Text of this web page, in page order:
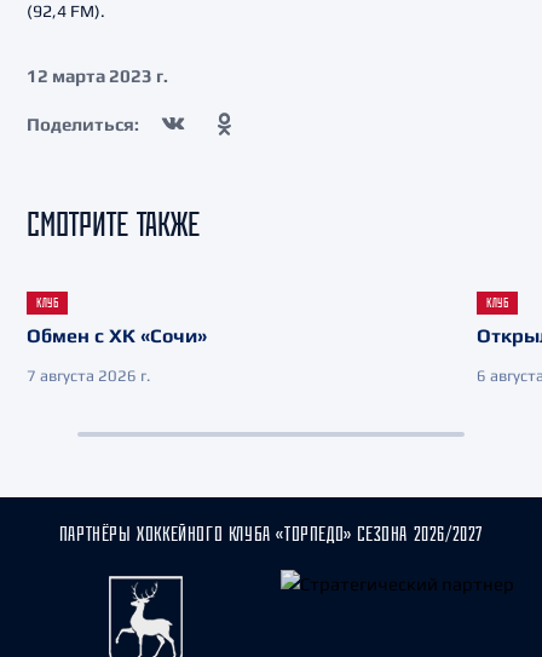
(92,4 FM).
12 марта 2023 г.
Поделиться:
СМОТРИТЕ ТАКЖЕ
КЛУБ
Обмен с ХК «Сочи»
7 августа 2026 г.
КЛУБ
6
ПАРТНЁРЫ ХОККЕЙНОГО КЛУБА «ТОРПЕДО» СЕЗОНА 2026/2027